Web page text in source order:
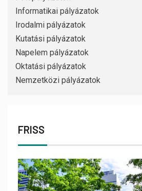
Informatikai pályázatok
Irodalmi pályázatok
Kutatási pályázatok
Napelem pályázatok
Oktatási pályázatok
Nemzetközi pályázatok
FRISS